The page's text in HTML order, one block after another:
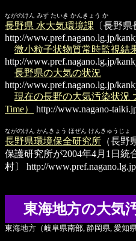
ながのけん みず たいき かんきょう か
長野県 水大気環境課 〔長野
http://www.pref.nagano.lg.jp/
微小粒子状物質常時監視結
http://www.pref.nagano.lg.jp/
長野県の大気の状況
http://www.pref.nagano.lg.jp/
現在の長野の大気汚染状況
Time）
http://www.nagano-
ながのけん かんきょう ほぜん けんきゅうじょ
長野県環境保全研究所 （長
保護研究所が2004年4月1日
村〕
http://
東海地方の大気
東海地方（岐阜県南部, 静岡県, 愛知